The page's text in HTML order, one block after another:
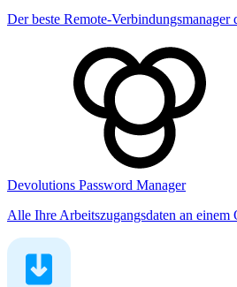
Der beste Remote-Verbindungsmanager
Devolutions Password Manager
Alle Ihre Arbeitszugangsdaten an einem